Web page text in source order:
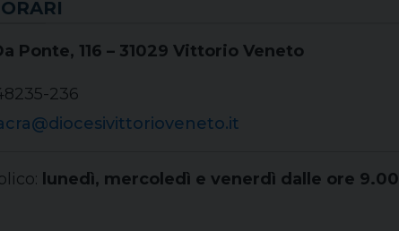
Ponte, 116 – 31029 Vittorio Veneto
236
lunedì, mercoledì e venerdì dalle ore 9.00